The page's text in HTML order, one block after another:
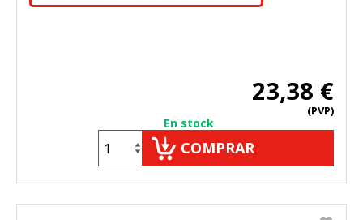
23,38 €
(PVP)
En stock
COMPRAR